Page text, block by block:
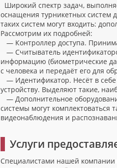
Широкий спектр задач,
оснащения турникетных
таких систем могут входить:
Рассмотрим их подробней:
— Контроллер доступа.
— Считыватель
информацию (биометрические
с человека и передаёт его для
— Идентификатор. Несёт в
устройству. Выделяют такие,
— Дополнительное
системы могут комплектоваться
видеонаблюдения и
Услуги
Специалистами нашей компании